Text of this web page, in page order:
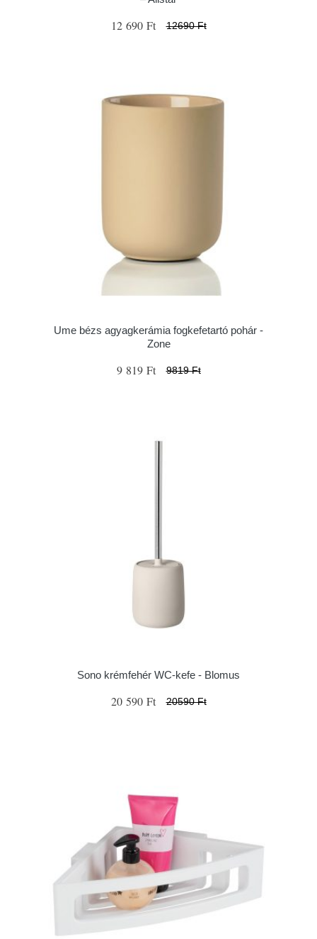
12 690 Ft 12690 Ft
Ume bézs agyagkerámia fogkefetartó pohár -
Zone
9 819 Ft 9819 Ft
Sono krémfehér WC-kefe - Blomus
20 590 Ft 20590 Ft